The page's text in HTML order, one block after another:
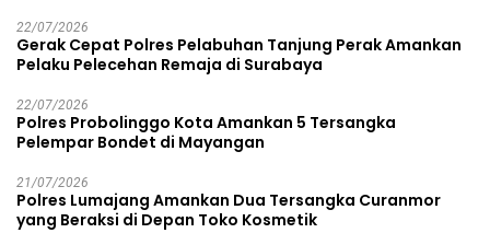
22/07/2026
Gerak Cepat Polres Pelabuhan Tanjung Perak Amankan
Pelaku Pelecehan Remaja di Surabaya
22/07/2026
Polres Probolinggo Kota Amankan 5 Tersangka
Pelempar Bondet di Mayangan
21/07/2026
Polres Lumajang Amankan Dua Tersangka Curanmor
yang Beraksi di Depan Toko Kosmetik